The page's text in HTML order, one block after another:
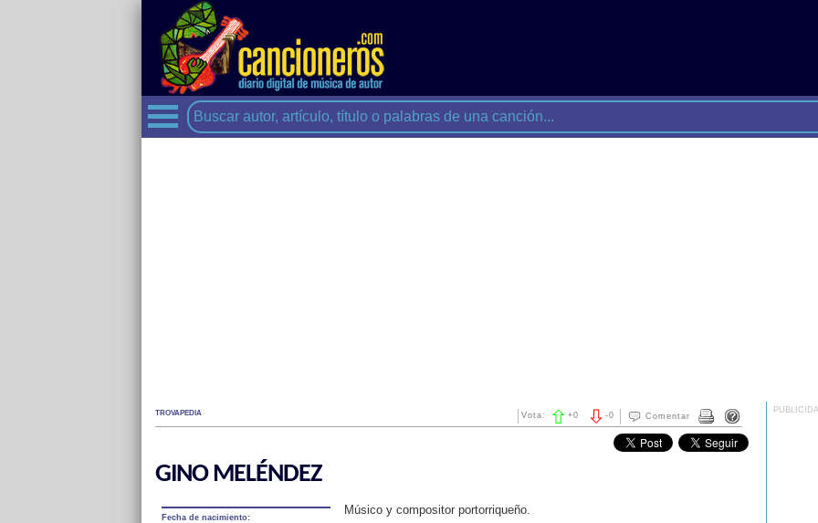
TROVAPEDIA Comentar
-0
Vota: +0
GINO MELÉNDEZ
Fecha de nacimiento:
Músico y compositor portorriqueño.